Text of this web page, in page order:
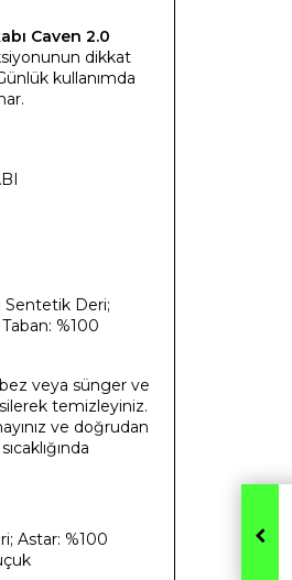
Caven 2.0
dikkat
kullanımda
Sentetik Deri;
%100
veya sünger ve
temizleyiniz.
ve doğrudan
Astar: %100